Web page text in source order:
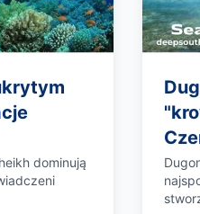
dominują